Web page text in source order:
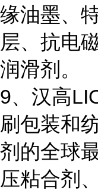
缘油墨、
层、抗电
润滑剂。
9、汉高
刷包装和
剂的全球
压粘合剂